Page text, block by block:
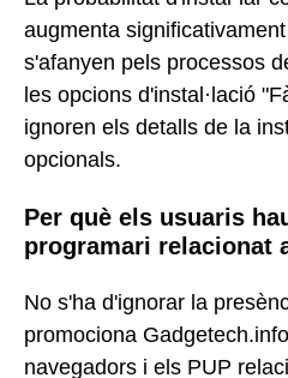
augmenta
s'afanyen pels processos
les opcions d'instal·lació
ignoren els detalls de la
opcionals.
Per què els usuaris
programari relacionat
No s'ha d'ignorar la
promociona
navegadors i els PUP